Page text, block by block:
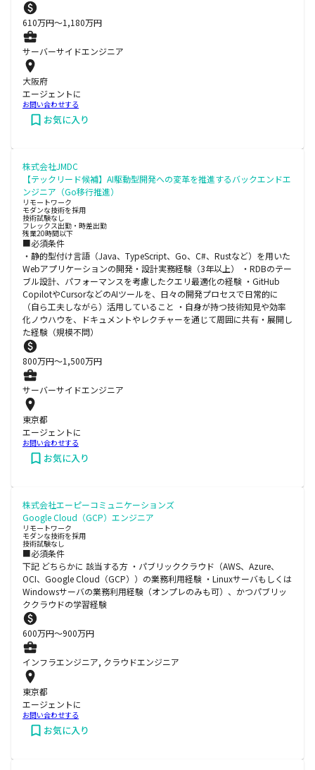
610万円〜1,180万円
サーバーサイドエンジニア
大阪府
エージェントに
お問い合わせする
お気に入り
株式会社JMDC
【テックリード候補】AI駆動型開発への変革を推進するバックエンドエ
ンジニア（Go移行推進）
リモートワーク
モダンな技術を採用
技術試験なし
フレックス出勤・時差出勤
残業20時間以下
■必須条件
・静的型付け言語（Java、TypeScript、Go、C#、Rustなど）を用いた
Webアプリケーションの開発・設計実務経験（3年以上） ・RDBのテー
ブル設計、パフォーマンスを考慮したクエリ最適化の経験 ・GitHub
CopilotやCursorなどのAIツールを、日々の開発プロセスで日常的に
（自ら工夫しながら）活用していること ・自身が持つ技術知見や効率
化ノウハウを、ドキュメントやレクチャーを通じて周囲に共有・展開し
た経験（規模不問）
800万円〜1,500万円
サーバーサイドエンジニア
東京都
エージェントに
お問い合わせする
お気に入り
株式会社エーピーコミュニケーションズ
Google Cloud（GCP）エンジニア
リモートワーク
モダンな技術を採用
技術試験なし
■必須条件
下記 どちらかに 該当する方 ・パブリッククラウド（AWS、Azure、
OCI、Google Cloud（GCP））の業務利用経験 ・Linuxサーバもしくは
Windowsサーバの業務利用経験（オンプレのみも可）、かつパブリッ
ククラウドの学習経験
600万円〜900万円
インフラエンジニア, クラウドエンジニア
東京都
エージェントに
お問い合わせする
お気に入り